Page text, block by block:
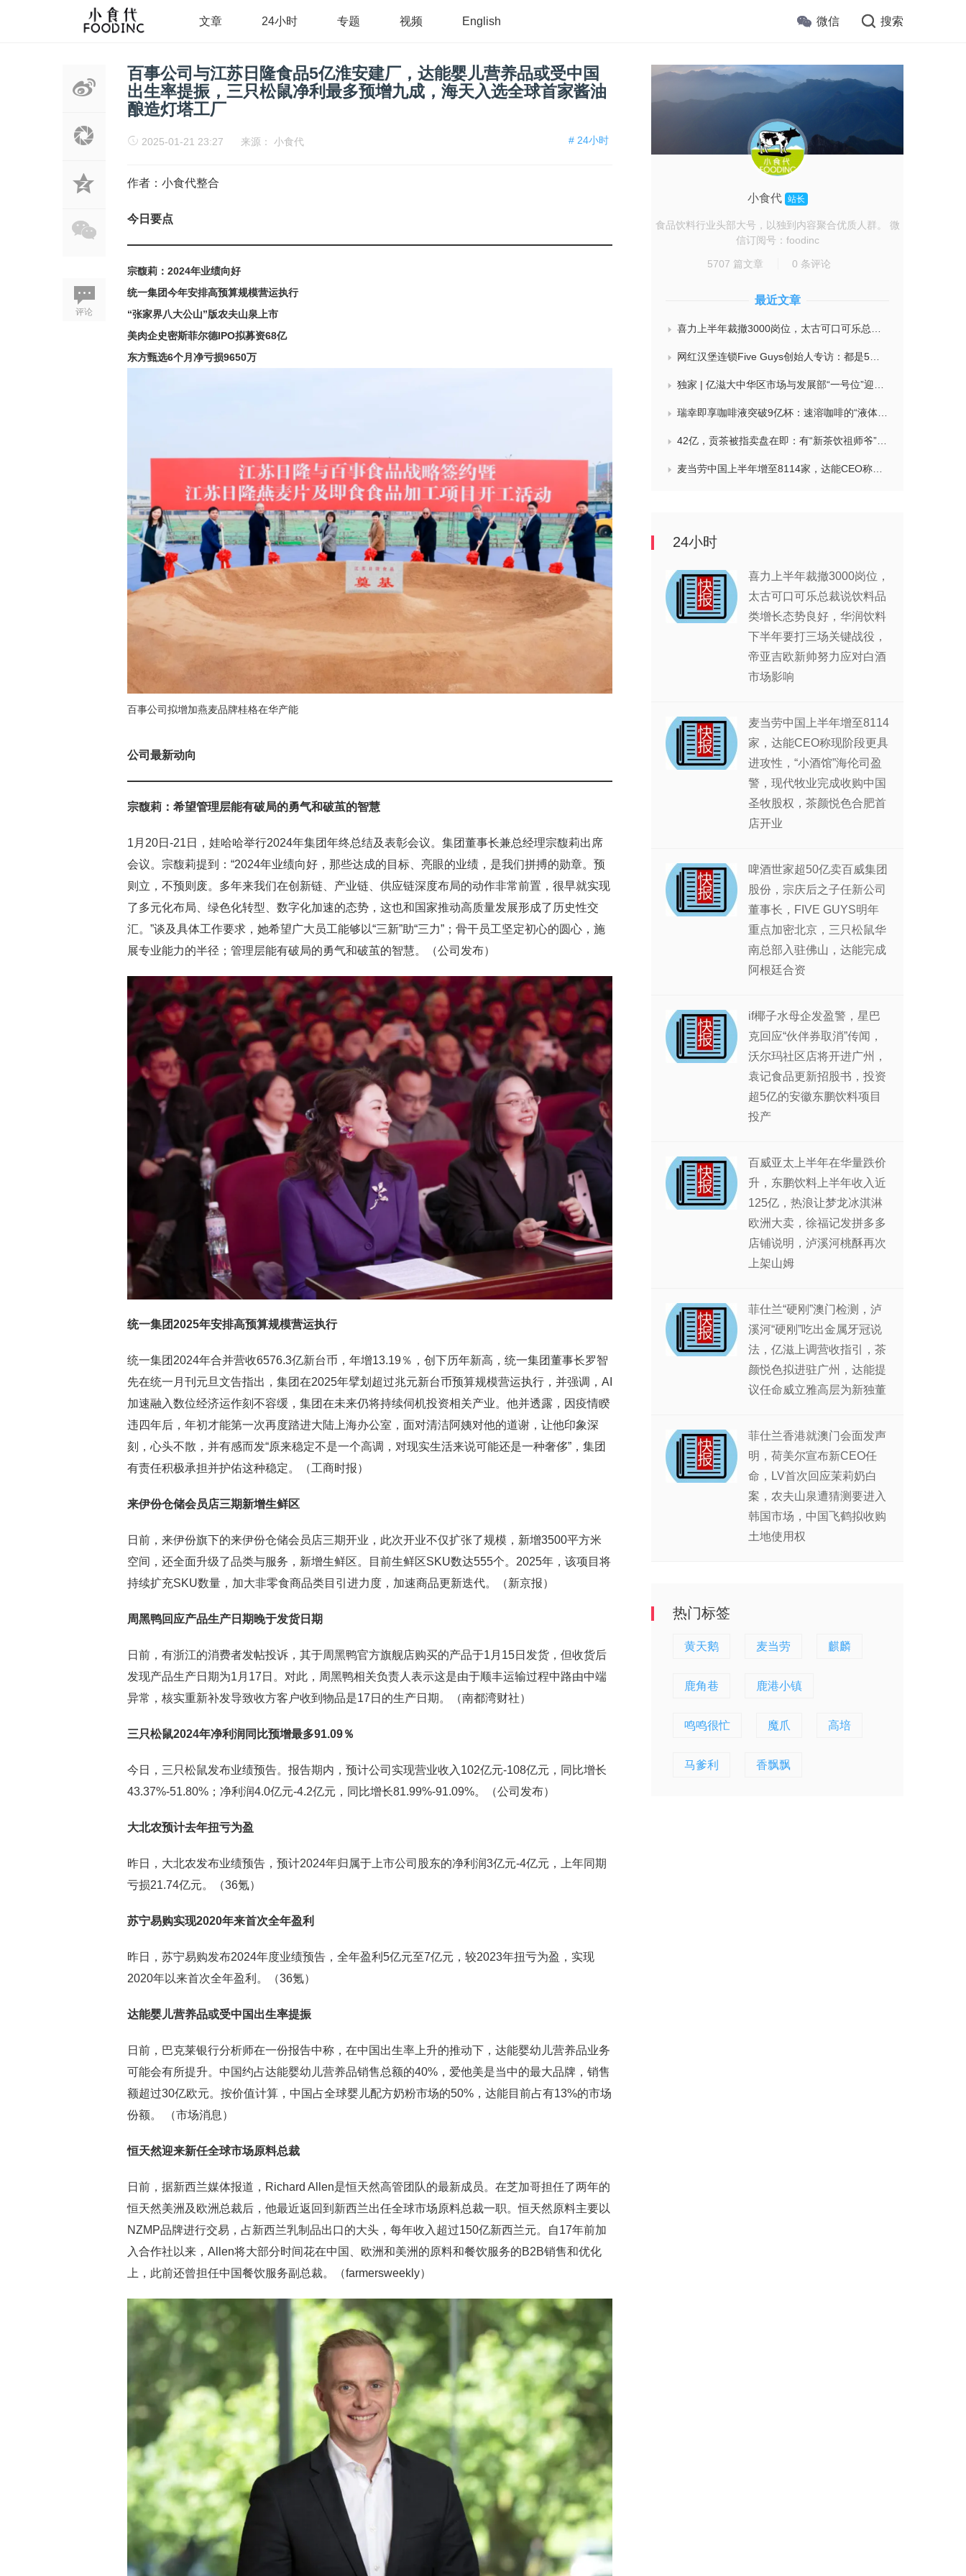
文章 24小时 专题 视频 English 微信 搜索
评论
百事公司与江苏日隆食品5亿淮安建厂，达能婴儿营养品或受中国
出生率提振，三只松鼠净利最多预增九成，海天入选全球首家酱油
酿造灯塔工厂
# 24小时
2025-01-21 23:27 来源： 小食代
作者：小食代整合
今日要点
宗馥莉：2024年业绩向好
统一集团今年安排高预算规模营运执行
“张家界八大公山”版农夫山泉上市
美肉企史密斯菲尔德IPO拟募资68亿
东方甄选6个月净亏损9650万
百事公司拟增加燕麦品牌桂格在华产能
公司最新动向
宗馥莉：希望管理层能有破局的勇气和破茧的智慧
1月20日-21日，娃哈哈举行2024年集团年终总结及表彰会议。集团董事长兼总经理宗馥莉出席
会议。宗馥莉提到：“2024年业绩向好，那些达成的目标、亮眼的业绩，是我们拼搏的勋章。预
则立，不预则废。多年来我们在创新链、产业链、供应链深度布局的动作非常前置，很早就实现
了多元化布局、绿色化转型、数字化加速的态势，这也和国家推动高质量发展形成了历史性交
汇。”谈及具体工作要求，她希望广大员工能够以“三新”助“三力”；骨干员工坚定初心的圆心，施
展专业能力的半径；管理层能有破局的勇气和破茧的智慧。（公司发布）
统一集团2025年安排高预算规模营运执行
统一集团2024年合并营收6576.3亿新台币，年增13.19％，创下历年新高，统一集团董事长罗智
先在统一月刊元旦文告指出，集团在2025年擘划超过兆元新台币预算规模营运执行，并强调，AI
加速融入数位经济运作刻不容缓，集团在未来仍将持续伺机投资相关产业。他并透露，因疫情睽
违四年后，年初才能第一次再度踏进大陆上海办公室，面对清洁阿姨对他的道谢，让他印象深
刻，心头不散，并有感而发“原来稳定不是一个高调，对现实生活来说可能还是一种奢侈”，集团
有责任积极承担并护佑这种稳定。（工商时报）
来伊份仓储会员店三期新增生鲜区
日前，来伊份旗下的来伊份仓储会员店三期开业，此次开业不仅扩张了规模，新增3500平方米
空间，还全面升级了品类与服务，新增生鲜区。目前生鲜区SKU数达555个。2025年，该项目将
持续扩充SKU数量，加大非零食商品类目引进力度，加速商品更新迭代。（新京报）
周黑鸭回应产品生产日期晚于发货日期
日前，有浙江的消费者发帖投诉，其于周黑鸭官方旗舰店购买的产品于1月15日发货，但收货后
发现产品生产日期为1月17日。对此，周黑鸭相关负责人表示这是由于顺丰运输过程中路由中端
异常，核实重新补发导致收方客户收到物品是17日的生产日期。（南都湾财社）
三只松鼠2024年净利润同比预增最多91.09％
今日，三只松鼠发布业绩预告。报告期内，预计公司实现营业收入102亿元-108亿元，同比增长
43.37%-51.80%；净利润4.0亿元-4.2亿元，同比增长81.99%-91.09%。（公司发布）
大北农预计去年扭亏为盈
昨日，大北农发布业绩预告，预计2024年归属于上市公司股东的净利润3亿元-4亿元，上年同期
亏损21.74亿元。（36氪）
苏宁易购实现2020年来首次全年盈利
昨日，苏宁易购发布2024年度业绩预告，全年盈利5亿元至7亿元，较2023年扭亏为盈，实现
2020年以来首次全年盈利。（36氪）
达能婴儿营养品或受中国出生率提振
日前，巴克莱银行分析师在一份报告中称，在中国出生率上升的推动下，达能婴幼儿营养品业务
可能会有所提升。中国约占达能婴幼儿营养品销售总额的40%，爱他美是当中的最大品牌，销售
额超过30亿欧元。按价值计算，中国占全球婴儿配方奶粉市场的50%，达能目前占有13%的市场
份额。 （市场消息）
恒天然迎来新任全球市场原料总裁
日前，据新西兰媒体报道，Richard Allen是恒天然高管团队的最新成员。在芝加哥担任了两年的
恒天然美洲及欧洲总裁后，他最近返回到新西兰出任全球市场原料总裁一职。恒天然原料主要以
NZMP品牌进行交易，占新西兰乳制品出口的大头，每年收入超过150亿新西兰元。自17年前加
入合作社以来，Allen将大部分时间花在中国、欧洲和美洲的原料和餐饮服务的B2B销售和优化
上，此前还曾担任中国餐饮服务副总裁。（farmersweekly）
小食代 站长
食品饮料行业头部大号，以独到内容聚合优质人群。 微
信订阅号：foodinc
5707 篇文章 0 条评论
最近文章
喜力上半年裁撤3000岗位，太古可口可乐总裁说饮料品类增长态势良好，华润饮料下半年要打三场关键战役，帝亚吉欧新帅努力应对白酒市场影响
网红汉堡连锁Five Guys创始人专访：都是5个儿子和妻子在打理，绝不会与麦当劳正面竞争，要公司上市或卖盘的建议不时出现
独家 | 亿滋大中华区市场与发展部“一号位”迎来新变动，曲向明将卸任
瑞幸即享咖啡液突破9亿杯：速溶咖啡的“液体时代”是如何炼成的？
42亿，贡茶被指卖盘在即：有“新茶饮祖师爷”之称，贝恩资本拟接手
麦当劳中国上半年增至8114家，达能CEO称现阶段更具进攻性，“小酒馆”海伦司盈警，现代牧业完成收购中国圣牧股权，茶颜悦色合肥首店开业
24小时
喜力上半年裁撤3000岗位，
太古可口可乐总裁说饮料品
类增长态势良好，华润饮料
下半年要打三场关键战役，
帝亚吉欧新帅努力应对白酒
市场影响
麦当劳中国上半年增至8114
家，达能CEO称现阶段更具
进攻性，“小酒馆”海伦司盈
警，现代牧业完成收购中国
圣牧股权，茶颜悦色合肥首
店开业
啤酒世家超50亿卖百威集团
股份，宗庆后之子任新公司
董事长，FIVE GUYS明年
重点加密北京，三只松鼠华
南总部入驻佛山，达能完成
阿根廷合资
if椰子水母企发盈警，星巴
克回应“伙伴券取消”传闻，
沃尔玛社区店将开进广州，
袁记食品更新招股书，投资
超5亿的安徽东鹏饮料项目
投产
百威亚太上半年在华量跌价
升，东鹏饮料上半年收入近
125亿，热浪让梦龙冰淇淋
欧洲大卖，徐福记发拼多多
店铺说明，泸溪河桃酥再次
上架山姆
菲仕兰“硬刚”澳门检测，泸
溪河“硬刚”吃出金属牙冠说
法，亿滋上调营收指引，茶
颜悦色拟进驻广州，达能提
议任命威立雅高层为新独董
菲仕兰香港就澳门会面发声
明，荷美尔宣布新CEO任
命，LV首次回应茉莉奶白
案，农夫山泉遭猜测要进入
韩国市场，中国飞鹤拟收购
土地使用权
热门标签
黄天鹅 麦当劳 麒麟
鹿角巷 鹿港小镇
鸣鸣很忙 魔爪 高培
马爹利 香飘飘